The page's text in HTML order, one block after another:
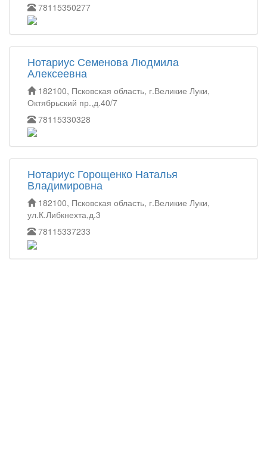
78115350277
Нотариус Семенова Людмила
Алексеевна
182100, Псковская область, г.Великие Луки,
Октябрьский пр.,д.40/7
78115330328
Нотариус Горощенко Наталья
Владимировна
182100, Псковская область, г.Великие Луки,
ул.К.Либкнехта,д.3
78115337233